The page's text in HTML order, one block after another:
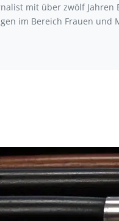
mit über zwölf
im Bereich Frauen